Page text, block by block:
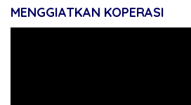
MENGGIATKAN KOPERASI